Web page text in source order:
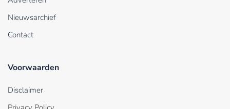
Nieuwsarchief
Contact
Voorwaarden
Disclaimer